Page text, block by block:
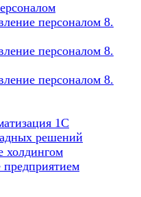
персоналом 8.
персоналом 8.
персоналом 8.
1С
решений
холдингом